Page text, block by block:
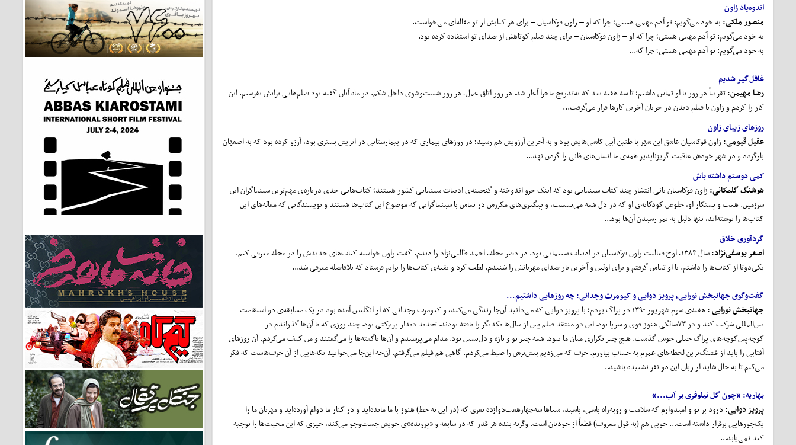
اندوهیاد زاون
منصور ملکی: به خود می‌گویم: تو آدم مهمی هستی؛ چرا که او – زاون قوکاسیان – برای هر کتابش از تو مقاله‌ای می‌خواست.
به خود می‌گویم: تو آدم مهمی هستی؛ چرا که او – زاون قوکاسیان – برای چند فیلم کوتاهش از صدای تو استفاده کرده بود.
به خود می‌گویم: تو آدم مهمی هستی؛ چرا که...
غافلگیر شدیم
رضا مهیمن:تقریباً هر روز با او تماس داشتم؛ تا سه هفته بعد که به‌تدریج ماجرا آغاز شد. هر روز اتاق عمل، هر روز شست‌وشوی داخل شکم. در ماه آبان گفته بود فیلم‌هایی برایش بفرستم. این
کار را کردم و زاون با فیلم دیدن در جریان آخرین کارها قرار می‌گرفت...
روزهای زیبای زاون
عقیل قیومی: زاون قوکاسیان عاشق این شهر با طنین آبی کاشی‌هایش بود و به آخرین آرزویش هم رسید؛ در روزهای بیماری که در بیمارستانی در اتریش بستری بود، آرزو کرده بود که به اصفهان
بازگردد و در شهر خودش عاقبت گریز‌ناپذیر همه‌ی ما انسان‌های فانی را گردن نهد...
کمی دوستم داشته باش
هوشنگ گلمکانی: زاون قوکاسیان بانی انتشار چند کتاب سینمایی بود که اینک جزو اندوخته و گنجینه‌ی ادبیات سینمایی کشور هستند؛ کتاب‌هایی جدی درباره‌ی مهم‌ترین سینماگران این
سرزمین. همت و پشتکار او، خلوص کودکانه‌ی او که در دل همه می‌نشست، و پیگیری‌های مکررش در تماس با سینماگرانی که موضوع این کتاب‌ها هستند و نویسندگانی که مقاله‌های این
کتاب‌ها را نوشته‌اند، تنها دلیل به ثمر رسیدن آن‌ها بود...
گردآوری خلاق
اصغر یوسفینژاد:
سال ۱۳۸۴، اوج فعالیت زاون قوکاسیان در ادبیات سینمایی بود. در دفتر مجله، احمد طالبی‌نژاد را دیدم. گفت زاون خواسته کتاب‌های جدیدش را در مجله معرفی کنم.
یکی‌دوتا از کتاب‌ها را داشتم. با او تماس گرفتم و برای اولین و آخرین بار صدای مهربانش را شنیدم. لطف کرد و بقیه‌ی کتاب‌ها را برایم فرستاد که بلافاصله معرفی شد...
گفتوگوی جهانبخش نورایی، پرویز دوایی و کیومرث وجدانی:چه روزهایی داشتیم...
جهانبخش نورایی:
هفته‌ی سوم شهریور ۱۳۹۰ در پراگ بودم؛ با پرویز دوایی که می‌دانید آن‌جا زندگی می‌کند، و کیومرث وجدانی که از انگلیس آمده بود در یک مسابقه‌ی دو استقامت
بین‌المللی شرکت کند و در ۷۳سالگی هنوز قوی و سرپا بود. این دو منتقد فیلم پس از سال‌ها یکدیگر را یافته بودند. تجدید دیدار پربرکتی بود. چند روزی که با آن‌ها گذراندم در
کوچه‌پس‌کوچه‌های پراگ خیلی خوش گذشت. هیچ چیز تکراری میان ما نبود. همه چیز نو و تازه و دل‌نشین بود. مدام می‌پرسیدم و آن‌ها ناگفته‌ها را می‌گفتند و من کیف می‌کردم. آن روزهای
آفتابی را باید از قشنگ‌ترین لحظه‌های عمرم به حساب بیاورم. حرف که می‌زدیم بیش‌ترش را ضبط می‌کردم. گاهی هم فیلم می‌گرفتم. آن‌چه این‌جا می‌خوانید تکه‌هایی از آن حرف‌هاست که فکر
می‌کنم تا به حال شاید از زبان این دو نفر نشنیده باشید..
بهاریه: «چون گل نیلوفری بر آب...»
پرویز دوایی: درود بر تو و امیدوارم که سلامت و روبه‌راه باشی، باشید، شماها سه‌چهارهفت‌دوازده نفری که (در این ته خط) هنوز با ما مانده‌اید و در کنار ما دوام آورده‌اید و مهرتان ما را
یک‌جورهایی برقرار داشته است... خوبی هم (به قول معروف) قطعاً از خودتان است. وگرنه بنده هر قدر که در سابقه و «پرونده»ی خویش جست‌وجو می‌کند، چیزی که این محبت‌ها را توجیه
کند نمی‌یابد...